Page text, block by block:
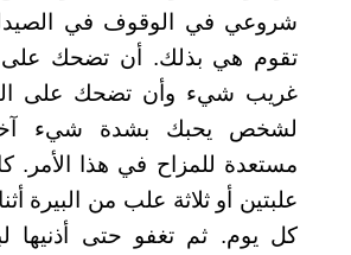
شروعي في الوقوف في
تقوم هي بذلك. أن تضحك على
غريب شيء وأن تضحك على
لشخص يحبك بشدة شيء
مستعدة للمزاح في هذا الأمر.
علبتين أو ثلاثة علب من البيرة
كل يوم. ثم تغفو حتى أذنيها